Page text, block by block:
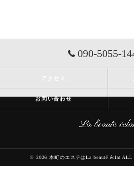
090-5055-
お問い合わせ
© 2026 本町のエステはLa beauté éclat ALL